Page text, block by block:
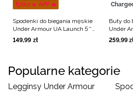
Tylko w APP 🔥
Spodenki do biegania męskie
Under Armour UA Launch 5''
Shorts - czarne
149,99 zł
Buty do
Under
Surge 4 -
259,99
Popularne kategorie
Legginsy Under Armour